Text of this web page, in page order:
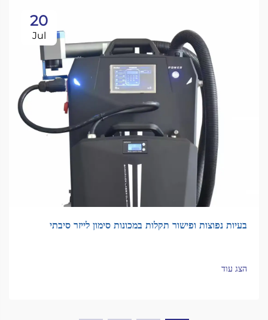
20
Jul
בעיות נפוצות ופישור תקלות במכונות סימון לייזר סיבתי
הצג עוד